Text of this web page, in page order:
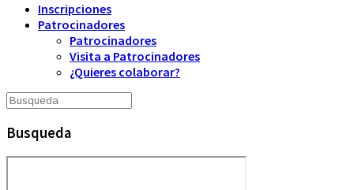
Inscripciones
Patrocinadores
Patrocinadores
Visita a Patrocinadores
¿Quieres colaborar?
Busqueda